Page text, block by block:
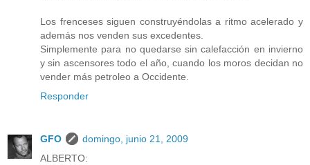
Los frenceses siguen construyéndolas a ritmo acelerado y
además nos venden sus excedentes.
Simplemente para no quedarse sin calefacción en invierno
y sin ascensores todo el año, cuando los moros decidan no
vender más petroleo a Occidente.
Responder
GFO
domingo, junio 21, 2009
ALBERTO: